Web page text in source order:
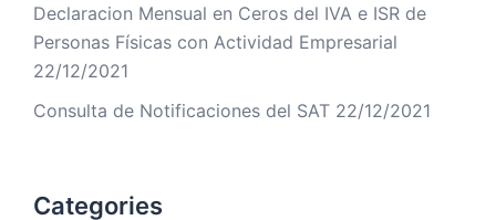
Declaracion Mensual en Ceros del IVA e ISR de
Personas Físicas con Actividad Empresarial
22/12/2021
Consulta de Notificaciones del SAT 22/12/2021
Categories